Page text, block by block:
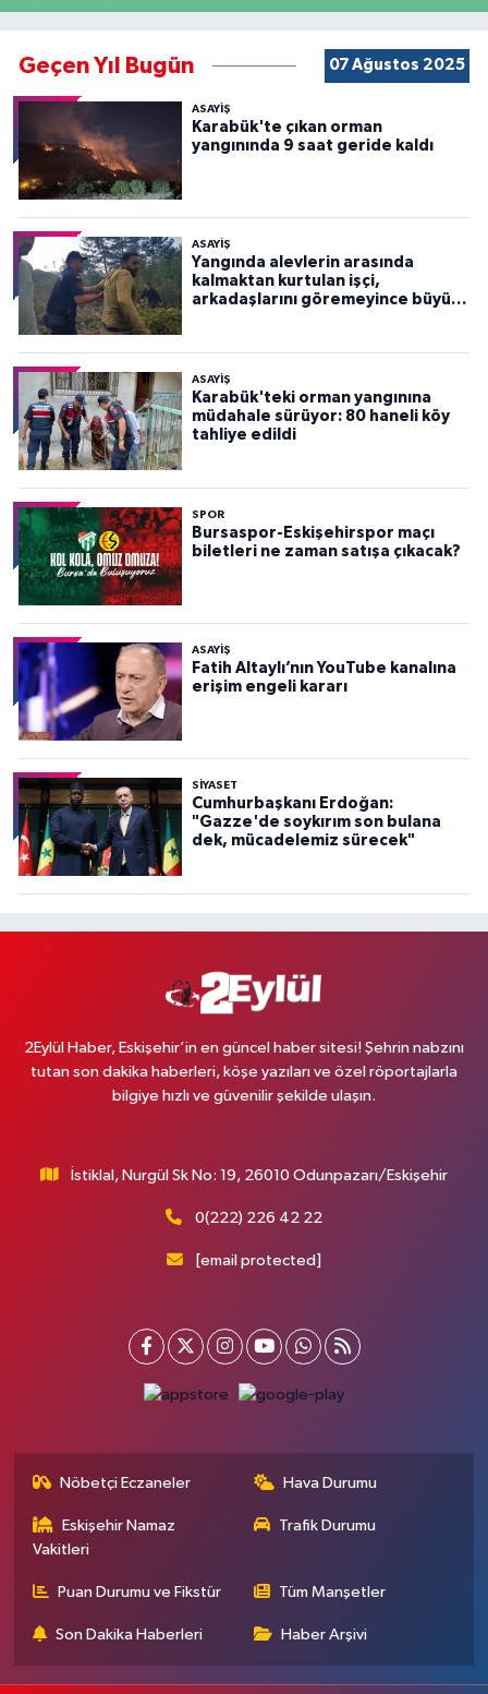
Geçen Yıl Bugün 07 Ağustos 2025
ASAYİŞ
Karabük'te çıkan orman
yangınında 9 saat geride kaldı
ASAYİŞ
Yangında alevlerin arasında
kalmaktan kurtulan işçi,
arkadaşlarını göremeyince büyük
ASAYİŞ
Karabük'teki orman yangınına
müdahale sürüyor: 80 haneli köy
tahliye edildi
SPOR
Bursaspor-Eskişehirspor maçı
biletleri ne zaman satışa çıkacak?
ASAYİŞ
Fatih Altaylı’nın YouTube kanalına
erişim engeli kararı
SİYASET
Cumhurbaşkanı Erdoğan:
"Gazze'de soykırım son bulana
dek, mücadelemiz sürecek"
2Eylül Haber, Eskişehir’in en güncel haber sitesi! Şehrin nabzını
tutan son dakika haberleri, köşe yazıları ve özel röportajlarla
bilgiye hızlı ve güvenilir şekilde ulaşın.
İstiklal, Nurgül Sk No: 19, 26010 Odunpazarı/Eskişehir
0(222) 226 42 22
[email protected]
Nöbetçi Eczaneler Hava Durumu
Eskişehir Namaz
Vakitleri
Trafik Durumu
Puan Durumu ve Fikstür Tüm Manşetler
Son Dakika Haberleri Haber Arşivi